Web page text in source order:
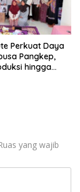
Perkuat Daya
Pangkep,
hingga
yang wajib